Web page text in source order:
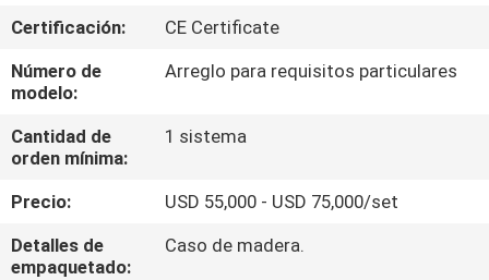
SOBRE
NOSOTROS
RECORRIDO
POR
LA
FÁBRICA
Certificación:
CE Certificate
Número de
modelo:
Arreglo para requisitos particulares
Cantidad de
orden mínima:
1 sistema
Precio:
USD 55,000 - USD 75,000/set
Detalles de
empaquetado:
Caso de madera.